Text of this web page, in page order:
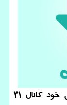
نیازگاه: بیت کوین در ادامه روند نزولی خود کانال 31